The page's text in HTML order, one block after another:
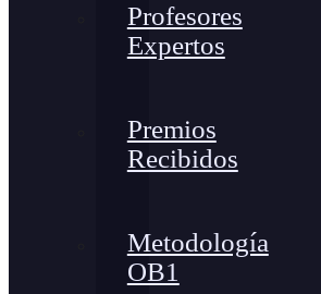
Profesores
Expertos
Premios
Recibidos
Metodología
OB1